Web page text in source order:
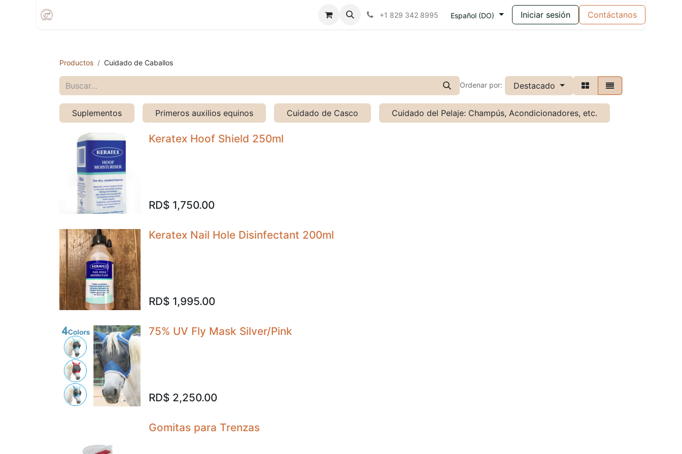
+1 829 342 8995 Español (DO) Iniciar sesión Contáctanos
Productos Cuidado de Caballos
Ordenar por: Destacado
Suplementos Primeros auxilios equinos Cuidado de Casco Cuidado del Pelaje: Champús, Acondicionadores, etc.
Keratex Hoof Shield 250ml
RD$ 1,750.00
Keratex Nail Hole Disinfectant 200ml
RD$ 1,995.00
75% UV Fly Mask Silver/Pink
RD$ 2,250.00
Gomitas para Trenzas